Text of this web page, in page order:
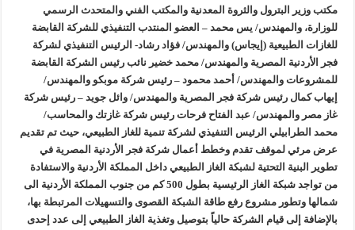
مكتب وزير البترول والثروة المعدنية والمكتب الفني والمتحدث الرسمي
للوزارة، والمهندس/ يس محمد – العضو المنتدب التنفيذي للشركة القابضة
للغازات الطبيعية (إيجاس) والمهندس/ فؤاد رشاد- الرئيس التنفيذي لشركة
فجر الأردنية المصرية والمهندس/ محمد خضير نائب رئيس الشركة القابضة
للمشروعات والمهندس/ أحمد محمود – رئيس شركة موبكو والمهندس/
إيهاب كمال رئيس شركة فجر المصرية والمهندس/ وائل جويد – رئيس شركة
غاز مصر والمهندس/ عبد الفتاح فرحات رئيس شركة غازتك والمحاسب/
محمد الطرابيلي الرئيس التنفيذي لشركة تنمية للغاز الطبيعي، حيث تم تقديم
عرض مرئي لموقف تقدم وخطط أعمال شركة فجر الأردنية المصرية في
تطوير البنية التحتية لشبكة الغاز الطبيعي داخل المملكة الأردنية والاستفادة
من تواجد شبكة الغاز الرئيسية بطول 500 كم من جنوب المملكة الأردنية الى
شمالها وتطور مشروع رفع طاقة الشبكة القصوى والتسهيلات المرتبطة بها،
بالإضافة إلى قيام الشركة حالياً بتوصيل وتغذية الغاز الطبيعي إلى عدد إحدى